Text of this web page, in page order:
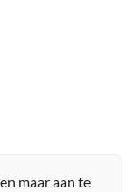
maar aan te